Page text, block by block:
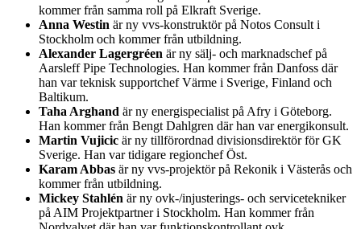
kommer från samma roll på Elkraft Sverige.
Anna Westin är ny vvs-konstruktör på Notos Consult i
Stockholm och kommer från utbildning.
Alexander Lagergréen är ny sälj- och marknadschef på
Aarsleff Pipe Technologies. Han kommer från Danfoss där
han var teknisk supportchef Värme i Sverige, Finland och
Baltikum.
Taha Arghand är ny energispecialist på Afry i Göteborg.
Han kommer från Bengt Dahlgren där han var energikonsult.
Martin Vujicic är ny tillförordnad divisionsdirektör för GK
Sverige. Han var tidigare regionchef Öst.
Karam Abbas är ny vvs-projektör på Rekonik i Västerås och
kommer från utbildning.
Mickey Stahlén är ny ovk-/injusterings- och servicetekniker
på AIM Projektpartner i Stockholm. Han kommer från